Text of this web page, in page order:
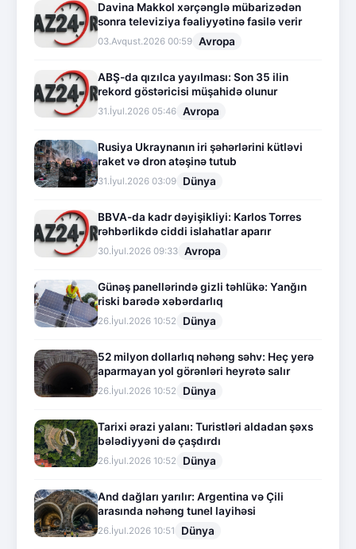
Davina Makkol xərçənglə mübarizədən
sonra televiziya fəaliyyətinə fasilə verir
03.Avqust.2026 00:59 Avropa
ABŞ-da qızılca yayılması: Son 35 ilin
rekord göstəricisi müşahidə olunur
31.İyul.2026 05:46 Avropa
Rusiya Ukraynanın iri şəhərlərini kütləvi
raket və dron atəşinə tutub
31.İyul.2026 03:09 Dünya
BBVA-da kadr dəyişikliyi: Karlos Torres
rəhbərlikdə ciddi islahatlar aparır
30.İyul.2026 09:33 Avropa
Günəş panellərində gizli təhlükə: Yanğın
riski barədə xəbərdarlıq
26.İyul.2026 10:52 Dünya
52 milyon dollarlıq nəhəng səhv: Heç yerə
aparmayan yol görənləri heyrətə salır
26.İyul.2026 10:52 Dünya
Tarixi ərazi yalanı: Turistləri aldadan şəxs
bələdiyyəni də çaşdırdı
26.İyul.2026 10:52 Dünya
And dağları yarılır: Argentina və Çili
arasında nəhəng tunel layihəsi
26.İyul.2026 10:51 Dünya